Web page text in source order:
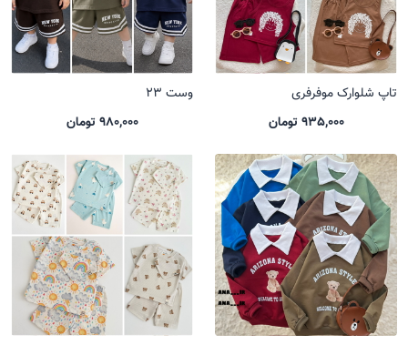
تاپ شلوارک موفرفری
935,000 تومان
وست 23
980,000 تومان